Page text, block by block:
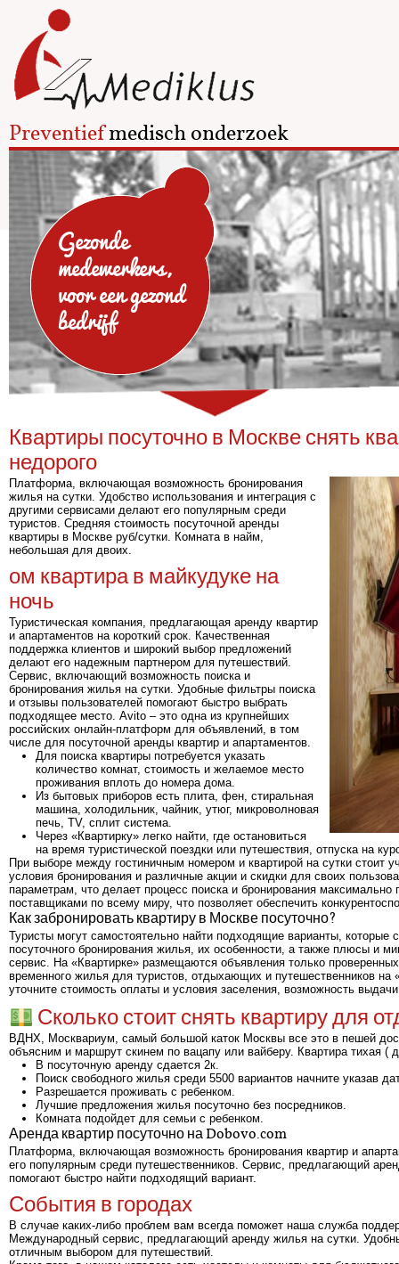
Preventiefmedisch onderzoek
Gezonde
medewerkers,
voor een gezond
bedrijf
Квартиры посуточно в Москве снять
недорого
Платформа, включающая возможность бронирования
жилья на сутки. Удобство использования и интеграция с
другими сервисами делают его популярным среди
туристов. Средняя стоимость посуточной аренды
квартиры в Москве руб/сутки. Комната в найм,
небольшая для двоих.
ом квартира в майкудуке на
ночь
Туристическая компания, предлагающая аренду квартир
и апартаментов на короткий срок. Качественная
поддержка клиентов и широкий выбор предложений
делают его надежным партнером для путешествий.
Сервис, включающий возможность поиска и
бронирования жилья на сутки. Удобные фильтры поиска
и отзывы пользователей помогают быстро выбрать
подходящее место. Avito – это одна из крупнейших
российских онлайн-платформ для объявлений, в том
числе для посуточной аренды квартир и апартаментов.
Для поиска квартиры потребуется указать
количество комнат, стоимость и желаемое место
проживания вплоть до номера дома.
Из бытовых приборов есть плита, фен, стиральная
машина, холодильник, чайник, утюг, микроволновая
печь, TV, сплит система.
Через «Квартирку» легко найти, где остановиться
на время туристической поездки или путешествия, отпуска на
При выборе между гостиничным номером и квартирой на сутки стоит
условия бронирования и различные акции и скидки для своих
параметрам, что делает процесс поиска и бронирования
поставщиками по всему миру, что позволяет обеспечить
Как забронировать квартиру в Москве посуточно?
Туристы могут самостоятельно найти подходящие варианты,
посуточного бронирования жилья, их особенности, а также плюсы и
сервис. На «Квартирке» размещаются объявления только
временного жилья для туристов, отдыхающих и путешественников
уточните стоимость оплаты и условия заселения, возможность
Сколько стоит снять квартиру для
ВДНХ, Москвариум, самый большой каток Москвы все это в пешей
объясним и маршрут скинем по вацапу или вайберу. Квартира тихая
В посуточную аренду сдается 2к.
Поиск свободного жилья среди 5500 вариантов начните указав
Разрешается проживать с ребенком.
Лучшие предложения жилья посуточно без посредников.
Комната подойдет для семьи с ребенком.
Аренда квартир посуточно на Dobovo.com
Платформа, включающая возможность бронирования квартир и
его популярным среди путешественников. Сервис, предлагающий
помогают быстро найти подходящий вариант.
События в городах
В случае каких‑либо проблем вам всегда поможет наша служба
Международный сервис, предлагающий аренду жилья на сутки.
отличным выбором для путешествий.